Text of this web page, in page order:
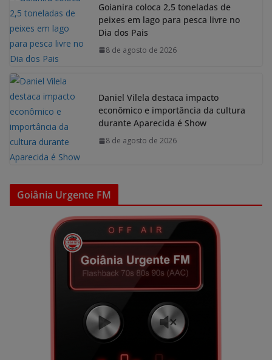
Goianira coloca 2,5 toneladas de
peixes em lago para pesca livre no
Dia dos Pais
8 de agosto de 2026
Daniel Vilela destaca impacto
econômico e importância da cultura
durante Aparecida é Show
8 de agosto de 2026
Goiânia Urgente FM